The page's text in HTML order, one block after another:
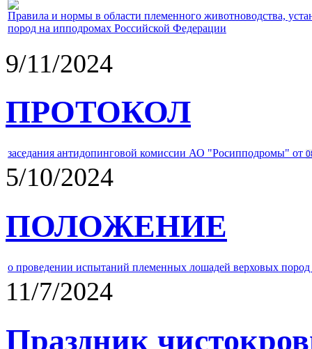
Правила и нормы в области племенного животноводства,
пород на ипподромах Российской Федерации
9/11/2024
ПРОТОКОЛ
заседания антидопинговой комиссии АО "Росипподромы" от
5/10/2024
ПОЛОЖЕНИЕ
о проведении испытаний племенных лошадей верховых
11/7/2024
Праздник